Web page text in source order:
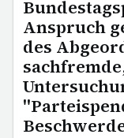
Anspruch
des